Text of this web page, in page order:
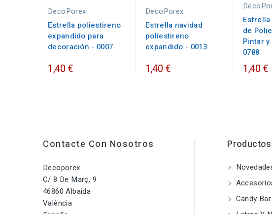
DecoPorex
Estrella poliestireno
expandido para
decoración - 0007
1,40 €
DecoPorex
Estrella navidad
poliestireno
expandido - 0013
1,40 €
de
Pintar
0788
1,40 €
Contacte Con Nosotros
Decoporex
C/ 8 De Març, 9
46860 Albaida
València
Productos
Candy